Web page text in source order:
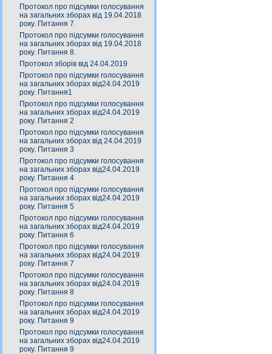
Протокол про підсумки голосування
на загальних зборах від 19.04.2018
року. Питання 7.
Протокол про підсумки голосування
на загальних зборах від 19.04.2018
року. Питання 8.
Протокол зборів від 24.04.2019
Протокол про підсумки голосування
на загальних зборах від24.04.2019
року. Питання1
Протокол про підсумки голосування
на загальних зборах від24.04.2019
року. Питання 2
Протокол про підсумки голосування
на загальних зборах від 24.04.2019
року. Питання 3
Протокол про підсумки голосування
на загальних зборах від24.04.2019
року. Питання 4
Протокол про підсумки голосування
на загальних зборах від24.04.2019
року. Питання 5
Протокол про підсумки голосування
на загальних зборах від24.04.2019
року. Питання 6
Протокол про підсумки голосування
на загальних зборах від24.04.2019
року. Питання 7
Протокол про підсумки голосування
на загальних зборах від24.04.2019
року. Питання 8
Протокол про підсумки голосування
на загальних зборах від24.04.2019
року. Питання 9
Протокол про підсумки голосування
на загальних зборах від24.04.2019
року. Питання 9